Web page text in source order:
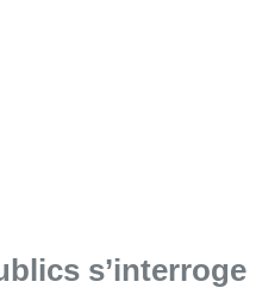
s’interroge